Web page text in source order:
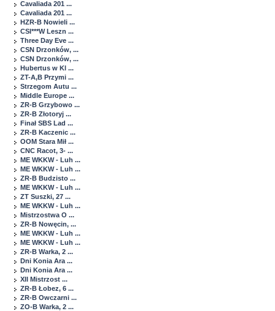
Cavaliada 201 ...
Cavaliada 201 ...
HZR-B Nowieli ...
CSI***W Leszn ...
Three Day Eve ...
CSN Drzonków, ...
CSN Drzonków, ...
Hubertus w Kl ...
ZT-A,B Przymi ...
Strzegom Autu ...
Middle Europe ...
ZR-B Grzybowo ...
ZR-B Złotoryj ...
Finał SBS Lad ...
ZR-B Kaczenic ...
OOM Stara Mił ...
CNC Racot, 3- ...
ME WKKW - Luh ...
ME WKKW - Luh ...
ZR-B Budzisto ...
ME WKKW - Luh ...
ZT Suszki, 27 ...
ME WKKW - Luh ...
Mistrzostwa O ...
ZR-B Nowęcin, ...
ME WKKW - Luh ...
ME WKKW - Luh ...
ZR-B Warka, 2 ...
Dni Konia Ara ...
Dni Konia Ara ...
XII Mistrzost ...
ZR-B Łobez, 6 ...
ZR-B Owczarni ...
ZO-B Warka, 2 ...